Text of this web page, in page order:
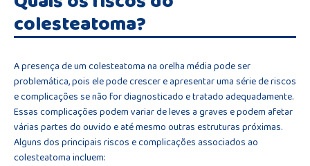
colesteatoma?
A presença de um colesteatoma na orelha média pode ser
problemática, pois ele pode crescer e apresentar uma série de riscos
e complicações se não for diagnosticado e tratado adequadamente.
Essas complicações podem variar de leves a graves e podem afetar
várias partes do ouvido e até mesmo outras estruturas próximas.
Alguns dos principais riscos e complicações associados ao
colesteatoma incluem: